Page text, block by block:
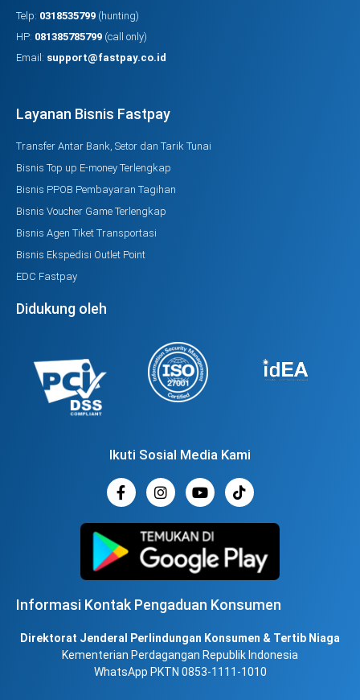
Telp: 0318535799 (hunting)
HP: 081385785799 (call only)
Email: support@fastpay.co.id
Layanan Bisnis Fastpay
Transfer Antar Bank, Setor dan Tarik Tunai
Bisnis Top up E-money Terlengkap
Bisnis PPOB Pembayaran Tagihan
Bisnis Voucher Game Terlengkap
Bisnis Agen Tiket Transportasi
Bisnis Ekspedisi Outlet Point
EDC Fastpay
Didukung oleh
Ikuti Sosial Media Kami
Informasi Kontak Pengaduan Konsumen
Direktorat Jenderal Perlindungan Konsumen & Tertib Niaga
Kementerian Perdagangan Republik Indonesia
WhatsApp PKTN 0853-1111-1010